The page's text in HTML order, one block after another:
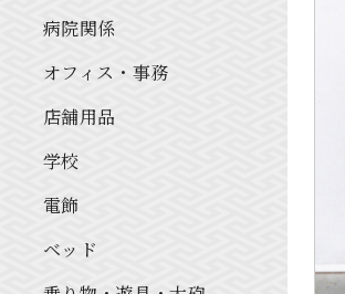
病院関係
オフィス・事務
店舗用品
学校
電飾
ベッド